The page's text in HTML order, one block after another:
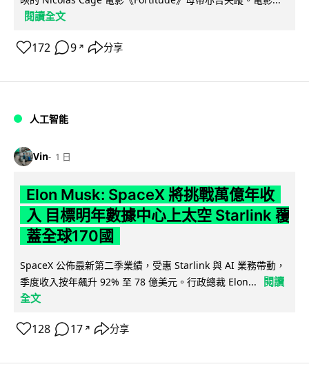
閱讀全文
172 9 ↗ 分享
人工智能
Vin 1 日
Elon Musk: SpaceX 將挑戰萬億年收
入 目標明年數據中心上太空 Starlink 覆
蓋全球170國
SpaceX 公佈最新第二季業績，受惠 Starlink 與 AI 業務帶動，
季度收入按年飆升 92% 至 78 億美元。行政總裁 Elon...
閱讀
全文
128 17 ↗ 分享